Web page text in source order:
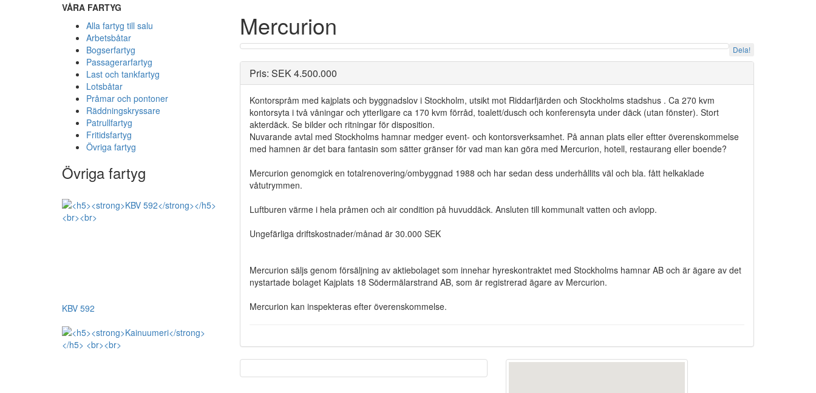
VÅRA FARTYG
Alla fartyg till salu
Arbetsbåtar
Bogserfartyg
Passagerarfartyg
Last och tankfartyg
Lotsbåtar
Pråmar och pontoner
Räddningskryssare
Patrullfartyg
Fritidsfartyg
Övriga fartyg
Övriga fartyg
KBV 592
Mercurion
Dela!
Pris: SEK 4.500.000
Kontorspråm med kajplats och byggnadslov i Stockholm, utsikt mot Riddarfjärden och Stockholms stadshus . Ca 270 kvm
kontorsyta i två våningar och ytterligare ca 170 kvm förråd, toalett/dusch och konferensyta under däck (utan fönster). Stort
akterdäck. Se bilder och ritningar för disposition.
Nuvarande avtal med Stockholms hamnar medger event- och kontorsverksamhet. På annan plats eller eftter överenskommelse
med hamnen är det bara fantasin som sätter gränser för vad man kan göra med Mercurion, hotell, restaurang eller boende?
Mercurion genomgick en totalrenovering/ombyggnad 1988 och har sedan dess underhållits väl och bla. fått helkaklade
våtutrymmen.
Luftburen värme i hela pråmen och air condition på huvuddäck. Ansluten till kommunalt vatten och avlopp.
Ungefärliga driftskostnader/månad är 30.000 SEK
Mercurion säljs genom försäljning av aktiebolaget som innehar hyreskontraktet med Stockholms hamnar AB och är ägare av det
nystartade bolaget Kajplats 18 Södermälarstrand AB, som är registrerad ägare av Mercurion.
Mercurion kan inspekteras efter överenskommelse.